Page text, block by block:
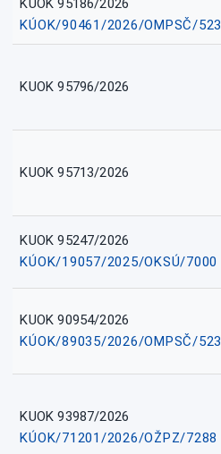
KUOK 95186/2026
KÚOK/90461/2026/OMPSČ/523
KUOK 95796/2026
KUOK 95713/2026
KUOK 95247/2026
KÚOK/19057/2025/OKSÚ/7000
KUOK 90954/2026
KÚOK/89035/2026/OMPSČ/523
KUOK 93987/2026
KÚOK/71201/2026/OŽPZ/7288